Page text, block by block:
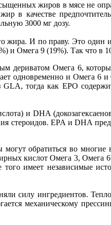
жиров в мясе не
в качестве
3000 мг дозу.
жира. И по праву. Это
и Омега 9 (19%). Так что в
дериватом Омега 6,
одновременно и Омега
GLA, тогда как EPO
и DHA
стероидов. EPA и DHA
обратиться во многие
кислот Омега 3,
имеет независимые
силу ингредиентов.
механическому